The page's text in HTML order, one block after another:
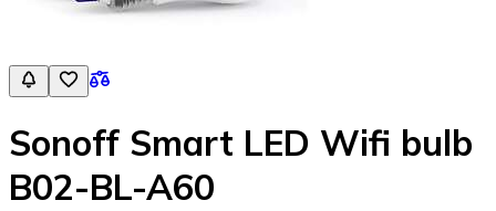
Sonoff Smart LED Wifi bulb
B02-BL-A60